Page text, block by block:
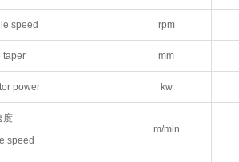
speed rpm
taper mm
power kw
度
speed
m/min